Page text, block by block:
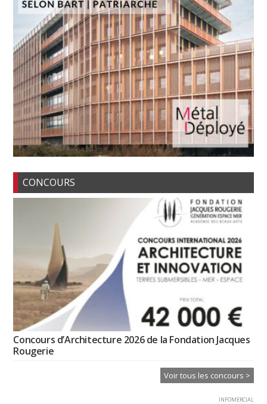
CONCOURS
Concours d’Architecture 2026 de la Fondation Jacques
Rougerie
Voir tous les concours >
INFOMERCIAL